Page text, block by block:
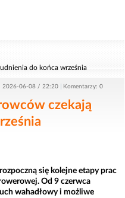
do końca września
2026-06-08 / 22:20 Komentarzy: 0
czekają
się kolejne etapy prac
Od 9 czerwca
wahadłowy i możliwe